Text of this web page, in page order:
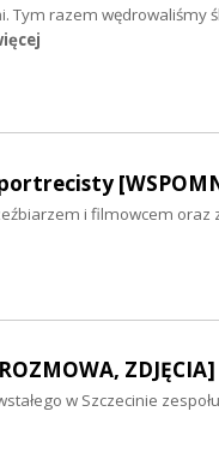
Tym razem wędrowaliśmy
i filmowcem oraz
ZDJĘCIA]
w Szczecinie